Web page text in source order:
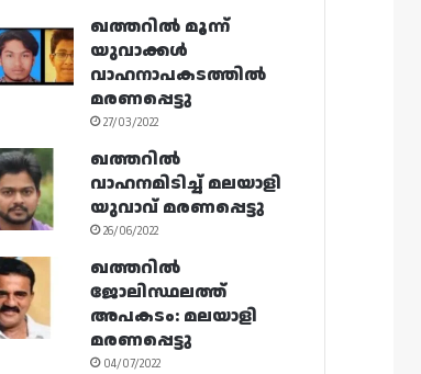
ഖത്തറിൽ മൂന്ന്
യുവാക്കൾ
വാഹനാപകടത്തിൽ
മരണപ്പെട്ടു
27/03/2022
ഖത്തറിൽ
വാഹനമിടിച്ച് മലയാളി
യുവാവ് മരണപ്പെട്ടു
26/06/2022
ഖത്തറിൽ
ജോലിസ്ഥലത്ത്
അപകടം: മലയാളി
മരണപ്പെട്ടു
04/07/2022